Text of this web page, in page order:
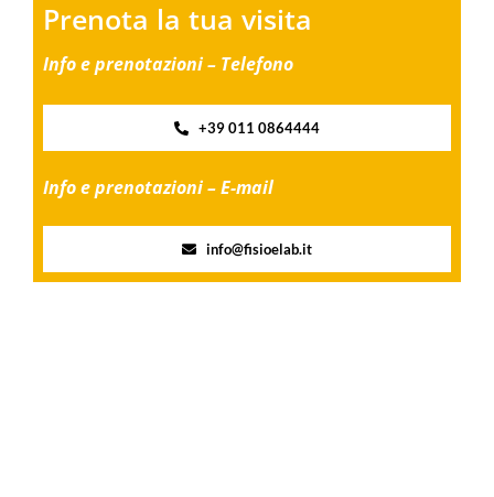
Prenota la tua visita
Info e prenotazioni – Telefono
+39 011 0864444
Info e prenotazioni – E-mail
info@fisioelab.it